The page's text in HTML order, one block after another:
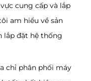
cung cấp và lắp
am hiểu về sản
lắp đặt hệ thống
chỉ phân phối máy